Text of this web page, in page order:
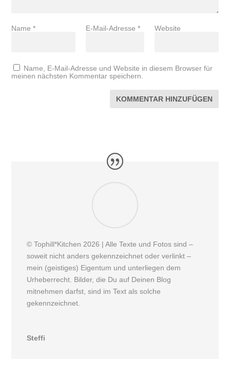
Name* E-Mail-Adresse * Website
Name, E-Mail-Adresse und Website in diesem Browser für
meinen nächsten Kommentar speichern.
© Tophill*Kitchen 2026 | Alle Texte und Fotos sind –
soweit nicht anders gekennzeichnet oder verlinkt –
mein (geistiges) Eigentum und unterliegen dem
Urheberrecht. Bilder, die Du auf Deinen Blog
mitnehmen darfst, sind im Text als solche
gekennzeichnet.
Steffi